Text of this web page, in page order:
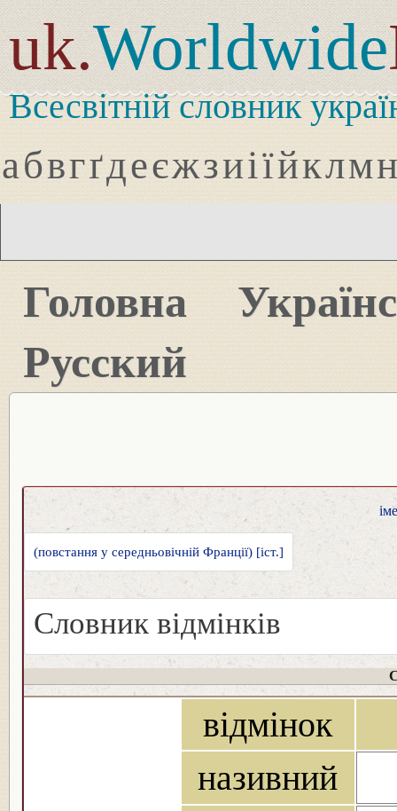
uk.Worldwide
Всесвітній словник
абвгґдеєжзиіїйклмн
Головна
Русский
(повстання у середньовічній Франції) [іст.]
Словник відмінків
відмінок
називний